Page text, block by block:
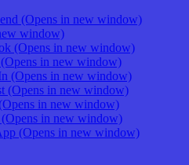
(Opens in new window)
window)
(Opens in new window)
in new window)
(Opens in new window)
(Opens in new window)
in new window)
in new window)
(Opens in new window)